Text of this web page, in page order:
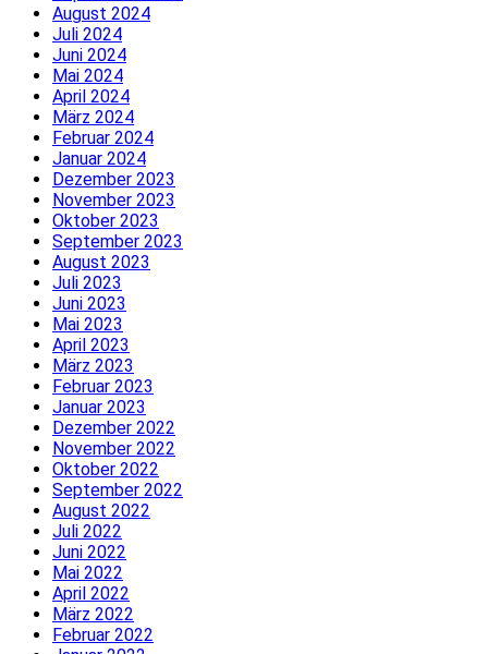
August 2024
Juli 2024
Juni 2024
Mai 2024
April 2024
März 2024
Februar 2024
Januar 2024
Dezember 2023
November 2023
Oktober 2023
September 2023
August 2023
Juli 2023
Juni 2023
Mai 2023
April 2023
März 2023
Februar 2023
Januar 2023
Dezember 2022
November 2022
Oktober 2022
September 2022
August 2022
Juli 2022
Juni 2022
Mai 2022
April 2022
März 2022
Februar 2022